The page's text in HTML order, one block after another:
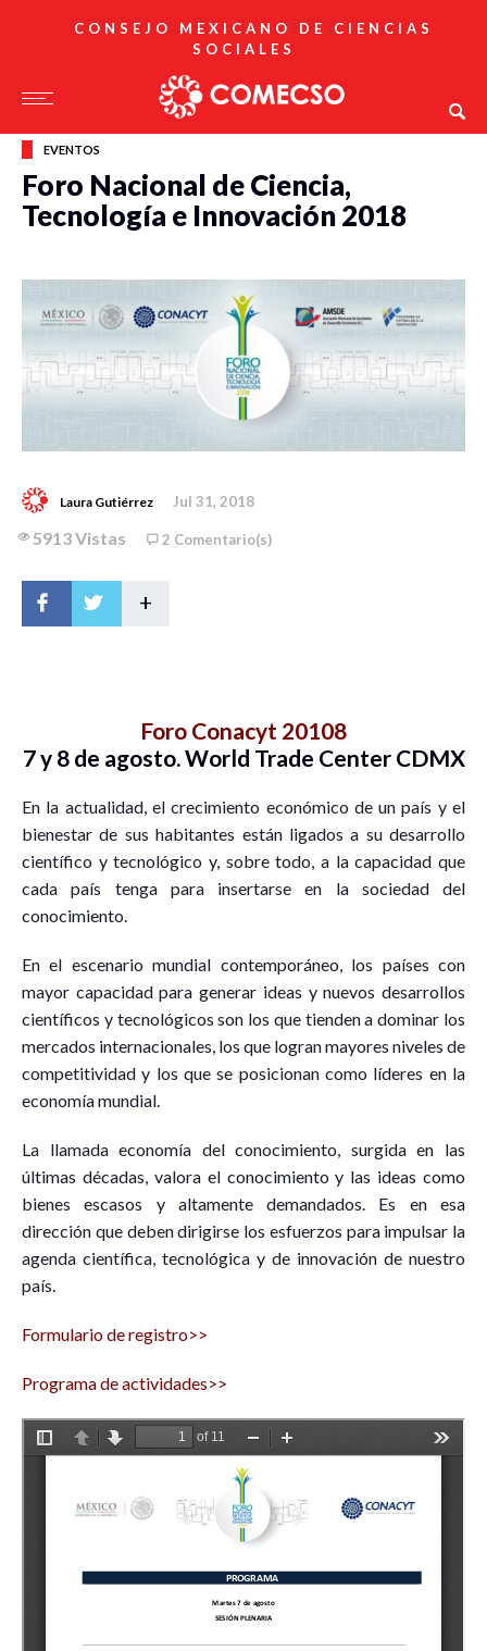
CONSEJO MEXICANO DE CIENCIAS
SOCIALES
EVENTOS
Foro Nacional de Ciencia,
Tecnología e Innovación 2018
Laura Gutiérrez Jul 31, 2018
5913 Vistas 2 Comentario(s)
+
Foro Conacyt 20108
7 y 8 de agosto. World Trade Center CDMX
En la actualidad, el crecimiento económico de un país y el
bienestar de sus habitantes están ligados a su desarrollo
científico y tecnológico y, sobre todo, a la capacidad que
cada país tenga para insertarse en la sociedad del
conocimiento.
En el escenario mundial contemporáneo, los países con
mayor capacidad para generar ideas y nuevos desarrollos
científicos y tecnológicos son los que tienden a dominar los
mercados internacionales, los que logran mayores niveles de
competitividad y los que se posicionan como líderes en la
economía mundial.
La llamada economía del conocimiento, surgida en las
últimas décadas, valora el conocimiento y las ideas como
bienes escasos y altamente demandados. Es en esa
dirección que deben dirigirse los esfuerzos para impulsar la
agenda científica, tecnológica y de innovación de nuestro
país.
Formulario de registro>>
Programa de actividades>>